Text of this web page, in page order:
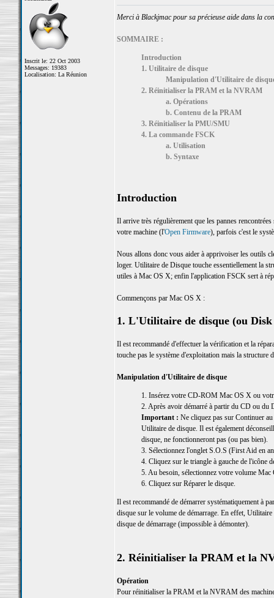
Inscrit le: 22 Oct 2003
Messages: 19383
Localisation: La Réunion
Merci à Blackjmac pour sa précieuse aide dans la
SOMMAIRE :
Introduction
1. Utilitaire de disque
Manipulation d'Utilitaire de
2. Réinitialiser la PRAM et la NVRAM
a. Opérations
b. Contenu de la PRAM
3. Réinitialiser la PMU/SMU
4. La commande FSCK
a. Utilisation
b. Syntaxe
Introduction
Il arrive très régulièrement que les pannes
votre machine (l'Open Firmware), parfois c'est le
Nous allons donc vous aider à apprivoiser les outils
loger. Utilitaire de Disque touche essentiellement la
utiles à Mac OS X; enfin l'application FSCK sert à
Commençons par Mac OS X :
1. L'Utilitaire de disque (ou
Il est recommandé d'effectuer la vérification et la
touche pas le système d'exploitation mais la structure
Manipulation d'Utilitaire de disque
1. Insérez votre CD-ROM Mac OS X ou
2. Après avoir démarré à partir du CD ou du
Important : Ne cliquez pas sur Continuer
Utilitaire de disque. Il est également
disque, ne fonctionneront pas (ou pas bien).
3. Sélectionnez l'onglet S.O.S (First Aid en
4. Cliquez sur le triangle à gauche de l'icône
5. Au besoin, sélectionnez votre volume Mac
6. Cliquez sur Réparer le disque.
Il est recommandé de démarrer systématiquement
disque sur le volume de démarrage. En effet,
disque de démarrage (impossible à démonter).
2. Réinitialiser la PRAM et la
Opération
Pour réinitialiser la PRAM et la NVRAM des